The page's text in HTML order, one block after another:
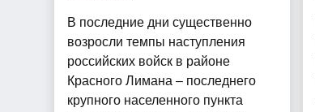
В последние дни существенно
возросли темпы наступления
российских войск в районе
Красного Лимана – последнего
крупного населенного пункта